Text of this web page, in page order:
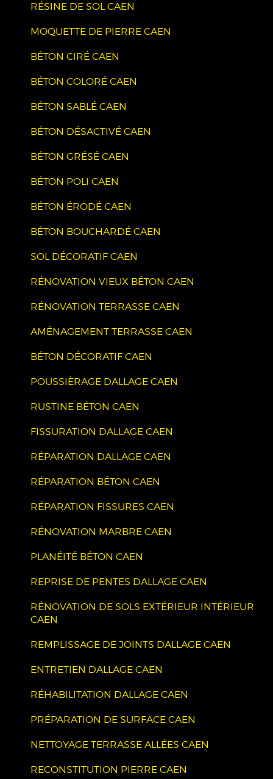
RÉSINE DE SOL CAEN
MOQUETTE DE PIERRE CAEN
BÉTON CIRÉ CAEN
BÉTON COLORÉ CAEN
BÉTON SABLÉ CAEN
BÉTON DÉSACTIVÉ CAEN
BÉTON GRÉSÉ CAEN
BÉTON POLI CAEN
BÉTON ÉRODÉ CAEN
BÉTON BOUCHARDÉ CAEN
SOL DÉCORATIF CAEN
RÉNOVATION VIEUX BÉTON CAEN
RÉNOVATION TERRASSE CAEN
AMÉNAGEMENT TERRASSE CAEN
BÉTON DÉCORATIF CAEN
POUSSIÈRAGE DALLAGE CAEN
RUSTINE BÉTON CAEN
FISSURATION DALLAGE CAEN
RÉPARATION DALLAGE CAEN
RÉPARATION BÉTON CAEN
RÉPARATION FISSURES CAEN
RÉNOVATION MARBRE CAEN
PLANÉITÉ BÉTON CAEN
REPRISE DE PENTES DALLAGE CAEN
RÉNOVATION DE SOLS EXTÉRIEUR INTÉRIEUR
CAEN
REMPLISSAGE DE JOINTS DALLAGE CAEN
ENTRETIEN DALLAGE CAEN
RÉHABILITATION DALLAGE CAEN
PRÉPARATION DE SURFACE CAEN
NETTOYAGE TERRASSE ALLÉES CAEN
RECONSTITUTION PIERRE CAEN